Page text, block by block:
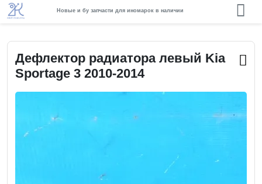
Новые и бу запчасти для иномарок в наличии
Дефлектор радиатора левый Kia
Sportage 3 2010-2014